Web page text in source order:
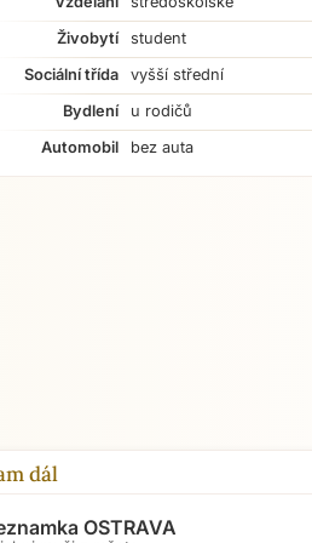
Živobytí
student
Sociální třída
vyšší střední
Bydlení
u rodičů
Automobil
bez auta
dál
OSTRAVA